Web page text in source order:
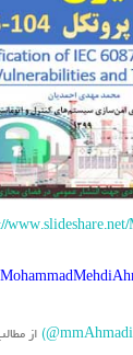
از